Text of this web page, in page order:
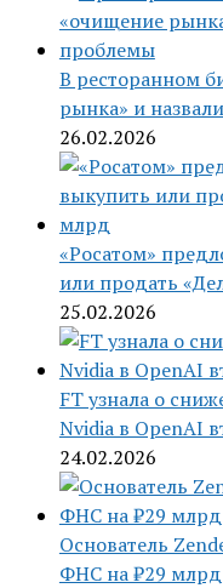
В ресторанном
рынка» и
26.02.2026
«Росатом»
или продать
25.02.2026
FT узнала о
Nvidia в OpenAI
24.02.2026
Основатель
ФНС на ₽29 млрд